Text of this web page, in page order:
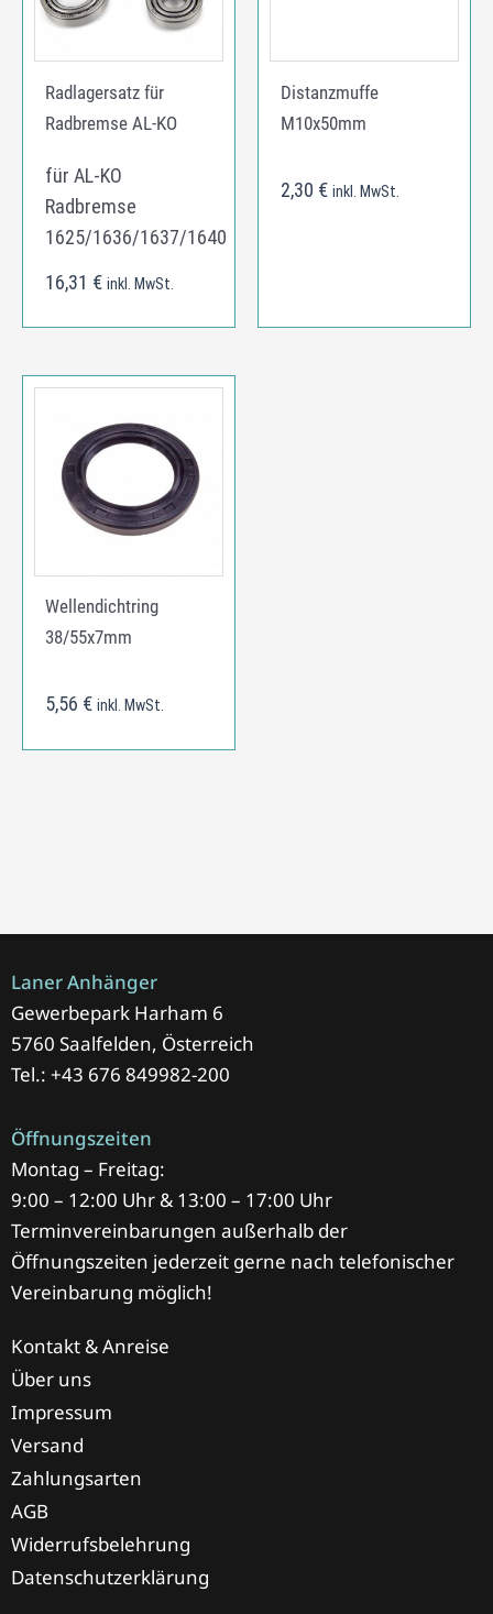
Radlagersatz für
Radbremse AL-KO
für AL-KO
Radbremse
1625/1636/1637/1640
16,31 € inkl. MwSt.
Distanzmuffe
M10x50mm
2,30 € inkl. MwSt.
Wellendichtring
38/55x7mm
5,56 € inkl. MwSt.
Laner Anhänger
Gewerbepark Harham 6
5760 Saalfelden, Österreich
Tel.: +43 676 849982-200
Öffnungszeiten
Montag – Freitag:
9:00 – 12:00 Uhr & 13:00 – 17:00 Uhr
Terminvereinbarungen außerhalb der
Öffnungszeiten jederzeit gerne nach telefonischer
Vereinbarung möglich!
Kontakt & Anreise
Über uns
Impressum
Versand
Zahlungsarten
AGB
Widerrufsbelehrung
Datenschutzerklärung